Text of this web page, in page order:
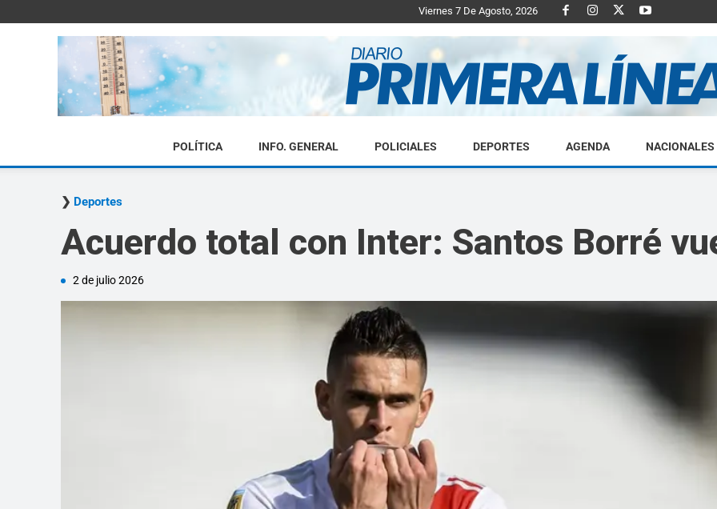
Viernes 7 De Agosto, 2026
Diario
POLÍTICA INFO. GENERAL POLICIALES DEPORTES AGENDA NACIONALES
Deportes
Acuerdo total con Inter: Santos Borré
2 de julio 2026